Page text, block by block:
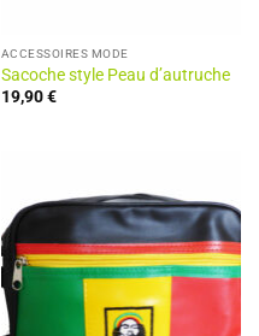
ACCESSOIRES MODE
Sacoche style Peau d’autruche
19,90€